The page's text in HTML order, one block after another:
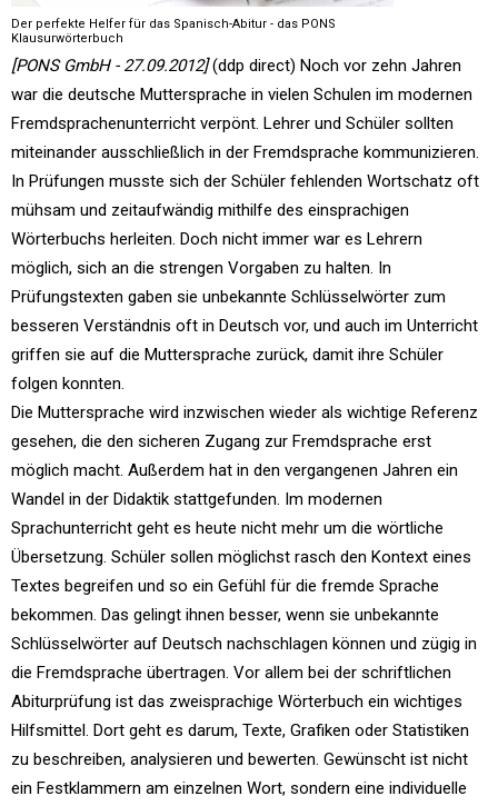
Der perfekte Helfer für das Spanisch-Abitur - das PONS
Klausurwörterbuch
[PONS GmbH - 27.09.2012](ddp direct) Noch vor zehn Jahren
war die deutsche Muttersprache in vielen Schulen im modernen
Fremdsprachenunterricht verpönt. Lehrer und Schüler sollten
miteinander ausschließlich in der Fremdsprache kommunizieren.
In Prüfungen musste sich der Schüler fehlenden Wortschatz oft
mühsam und zeitaufwändig mithilfe des einsprachigen
Wörterbuchs herleiten. Doch nicht immer war es Lehrern
möglich, sich an die strengen Vorgaben zu halten. In
Prüfungstexten gaben sie unbekannte Schlüsselwörter zum
besseren Verständnis oft in Deutsch vor, und auch im Unterricht
griffen sie auf die Muttersprache zurück, damit ihre Schüler
folgen konnten.
Die Muttersprache wird inzwischen wieder als wichtige Referenz
gesehen, die den sicheren Zugang zur Fremdsprache erst
möglich macht. Außerdem hat in den vergangenen Jahren ein
Wandel in der Didaktik stattgefunden. Im modernen
Sprachunterricht geht es heute nicht mehr um die wörtliche
Übersetzung. Schüler sollen möglichst rasch den Kontext eines
Textes begreifen und so ein Gefühl für die fremde Sprache
bekommen. Das gelingt ihnen besser, wenn sie unbekannte
Schlüsselwörter auf Deutsch nachschlagen können und zügig in
die Fremdsprache übertragen. Vor allem bei der schriftlichen
Abiturprüfung ist das zweisprachige Wörterbuch ein wichtiges
Hilfsmittel. Dort geht es darum, Texte, Grafiken oder Statistiken
zu beschreiben, analysieren und bewerten. Gewünscht ist nicht
ein Festklammern am einzelnen Wort, sondern eine individuelle